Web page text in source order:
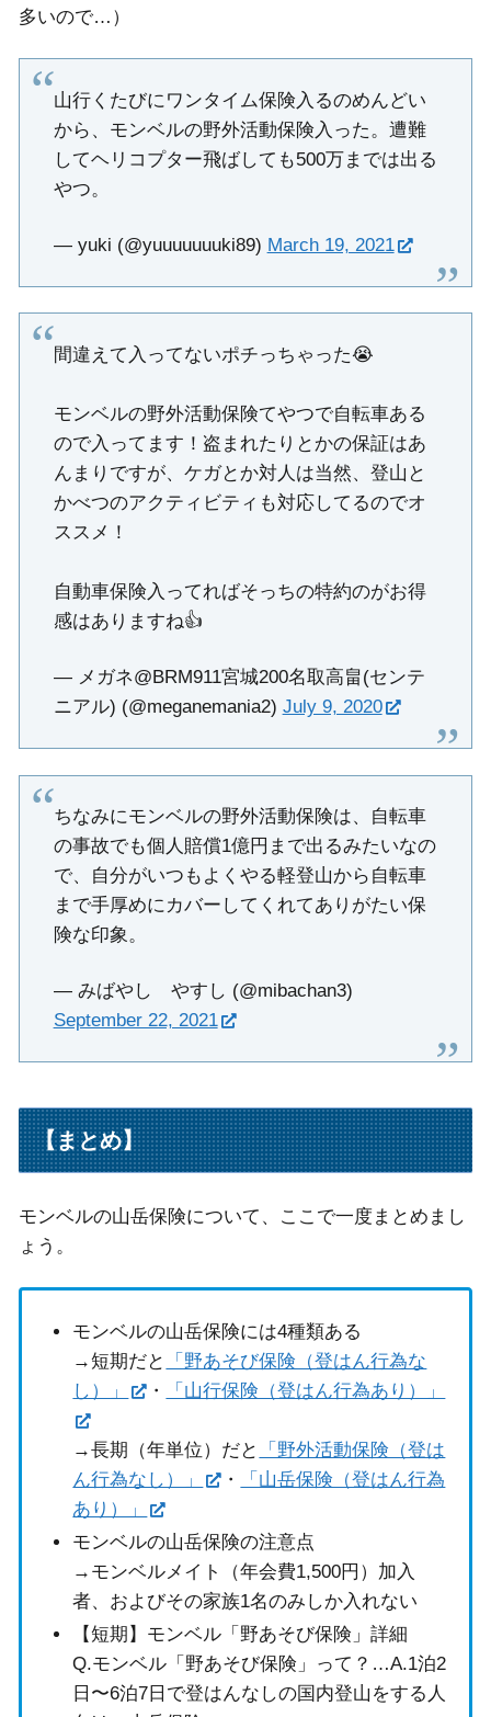
多いので…）
山行くたびにワンタイム保険入るのめんどい
から、モンベルの野外活動保険入った。遭難
してヘリコプター飛ばしても500万までは出る
やつ。
— yuki (@yuuuuuuuki89) March 19, 2021
間違えて入ってないポチっちゃった😭
モンベルの野外活動保険てやつで自転車ある
ので入ってます！盗まれたりとかの保証はあ
んまりですが、ケガとか対人は当然、登山と
かべつのアクティビティも対応してるのでオ
ススメ！
自動車保険入ってればそっちの特約のがお得
感はありますね👍
— メガネ@BRM911宮城200名取高畠(センテ
ニアル) (@meganemania2) July 9, 2020
ちなみにモンベルの野外活動保険は、自転車
の事故でも個人賠償1億円まで出るみたいなの
で、自分がいつもよくやる軽登山から自転車
まで手厚めにカバーしてくれてありがたい保
険な印象。
— みばやし やすし (@mibachan3)
September 22, 2021
【まとめ】
モンベルの山岳保険について、ここで一度まとめまし
ょう。
モンベルの山岳保険には4種類ある
→短期だと
「野あそび保険（登はん行為な
し）」
・ 「山行保険（登はん行為あり）」
→長期（年単位）だと
「野外活動保険（登は
ん行為なし）」
・
「山岳保険（登はん行為
あり）」
モンベルの山岳保険の注意点
→モンベルメイト（年会費1,500円）加入
者、およびその家族1名のみしか入れない
【短期】モンベル「野あそび保険」詳細
Q.モンベル「野あそび保険」って？…A.1泊2
日〜6泊7日で登はんなしの国内登山をする人